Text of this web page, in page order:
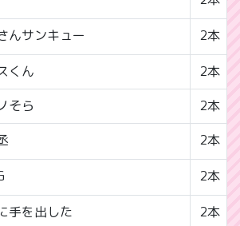
んサンキュー 2本
くん
2本
そら
2本
2本
2本
手を出した
2本